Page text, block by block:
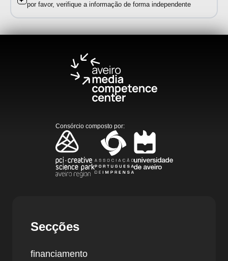
por favor, verifique a informação de forma independente
Consórcio composto por:
Secções
financiamento